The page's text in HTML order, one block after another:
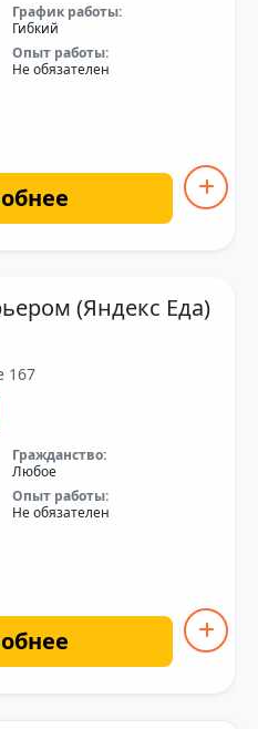
График работы:
Гибкий
Опыт работы:
Не обязателен
(Яндекс Еда)
167
Гражданство:
Любое
Опыт работы:
Не обязателен